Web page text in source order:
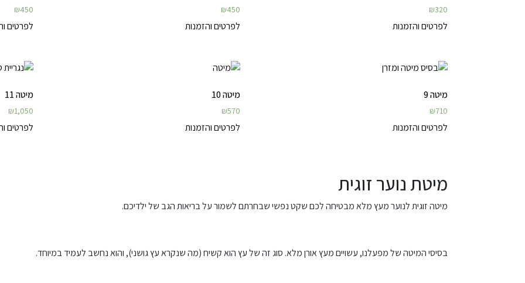
₪320
לפרטים והזמנות
₪450
לפרטים והזמנות
₪450
לפרטים
מיטה 9
₪710
לפרטים והזמנות
מיטה 10
₪570
לפרטים והזמנות
מיטה 11
₪1,050
לפרטים
מיטת נוער זוגית
מיטה זוגית לנוער מעץ מלא מבטיחה לכם שקט נפשי שבחרתם לשמור על בריאות הגב של ילדיכם.
בסיסי המיטה של מפעלנו, עשויים מעץ אורן מלא. סוג זה של עץ הוא קשיח (מה שנקרא עץ גושני), והוא נחשב לעמיד במיוחד.